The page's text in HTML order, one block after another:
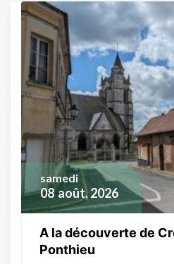
08 août, 2026
samedi
A la découverte de
Ponthieu